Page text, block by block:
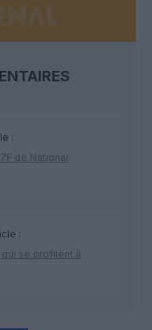
:
de National
:
se profilent à